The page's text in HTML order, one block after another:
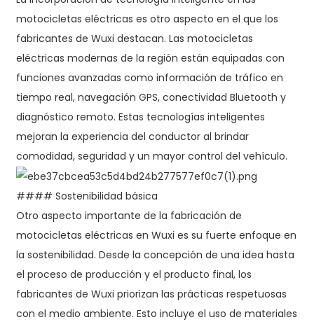
motocicletas eléctricas es otro aspecto en el que los
fabricantes de Wuxi destacan. Las motocicletas
eléctricas modernas de la región están equipadas con
funciones avanzadas como información de tráfico en
tiempo real, navegación GPS, conectividad Bluetooth y
diagnóstico remoto. Estas tecnologías inteligentes
mejoran la experiencia del conductor al brindar
comodidad, seguridad y un mayor control del vehículo.
#### Sostenibilidad básica
Otro aspecto importante de la fabricación de
motocicletas eléctricas en Wuxi es su fuerte enfoque en
la sostenibilidad. Desde la concepción de una idea hasta
el proceso de producción y el producto final, los
fabricantes de Wuxi priorizan las prácticas respetuosas
con el medio ambiente. Esto incluye el uso de materiales